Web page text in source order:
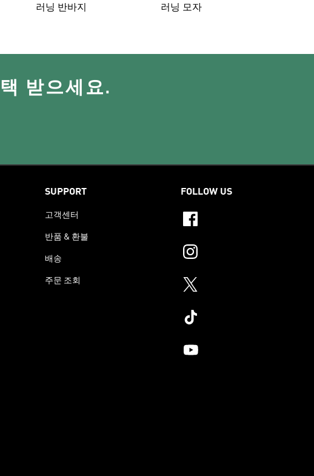
러닝 반바지 러닝 모자
받으세요.
SUPPORT
고객센터
반품 & 환불
배송
주문 조회
FOLLOW US